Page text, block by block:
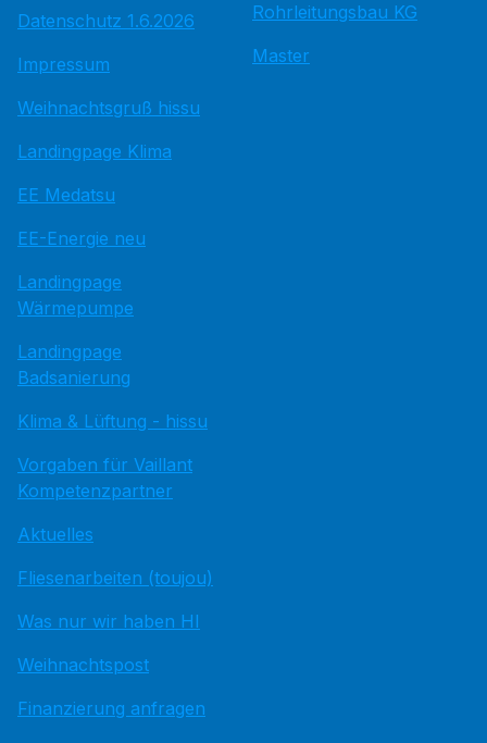
Datenschutz 1.6.2026
Impressum
Weihnachtsgruß hissu
Landingpage Klima
EE Medatsu
EE-Energie neu
Landingpage
Wärmepumpe
Landingpage
Badsanierung
Klima & Lüftung - hissu
Vorgaben für Vaillant
Kompetenzpartner
Aktuelles
Fliesenarbeiten (toujou)
Was nur wir haben HI
Weihnachtspost
Finanzierung anfragen
Rohrleitungsbau KG
Master